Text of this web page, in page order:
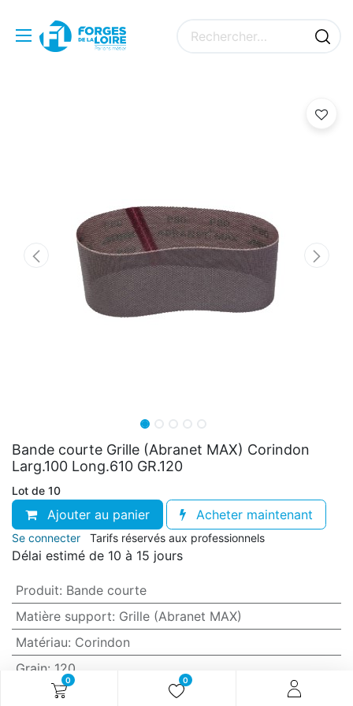
0 0
Bande courte Grille (Abranet MAX) Corindon
Larg.100 Long.610 GR.120
Lot de 10
Ajouter au panier Acheter maintenant
Se connecter Tarifs réservés aux professionnels
Délai estimé de 10 à 15 jours
Produit: Bande courte
Matière support: Grille (Abranet MAX)
Matériau: Corindon
Grain: 120
Anti-encrassement